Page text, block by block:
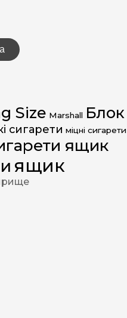
Size Marshall Блок
сигарети міцні сигарети
ящик
ящик